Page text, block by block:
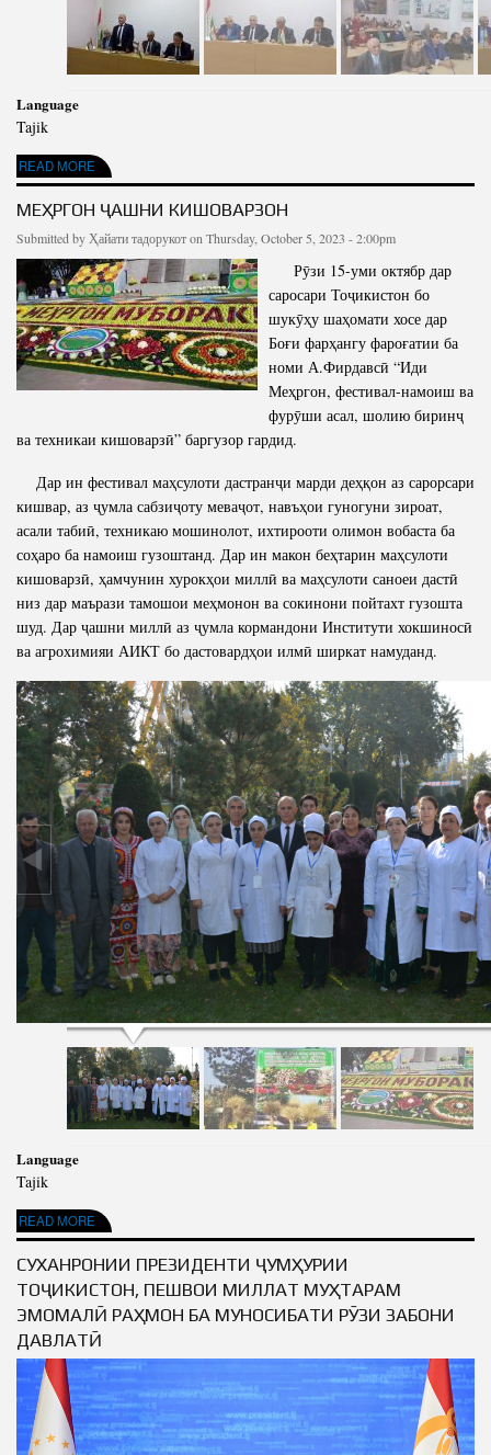
Language
Tajik
READ MORE
ABOUT ТАҶЛИЛИ РӮЗИ ЗАБОНИ ДАВЛАТӢ ДАР ТОЛОРИ ИНСТИТУТИ ХОКШИНОСӢ
ВА АГРОХИМИЯИ АИКТ
МЕҲРГОН ҶАШНИ КИШОВАРЗОН
Submitted by Ҳайати тадорукотon Thursday, October 5, 2023 - 2:00pm
Рӯзи 15-уми октябр дар
саросари Тоҷикистон бо
шукӯҳу шаҳомати хосе дар
Боғи фарҳангу фароғатии ба
номи А.Фирдавсӣ “Иди
Меҳргон, фестивал-намоиш ва
фурӯши асал, шолию биринҷ
ва техникаи кишоварзӣ” баргузор гардид.
Дар ин фестивал маҳсулоти дастранҷи марди деҳқон аз сарорсари
кишвар, аз ҷумла сабзиҷоту меваҷот, навъҳои гуногуни зироат,
асали табиӣ, техникаю мошинолот, ихтирооти олимон вобаста ба
соҳаро ба намоиш гузоштанд. Дар ин макон беҳтарин маҳсулоти
кишоварзӣ, ҳамчунин хурокҳои миллӣ ва маҳсулоти саноеи дастӣ
низ дар маърази тамошои меҳмонон ва сокинони пойтахт гузошта
шуд. Дар ҷашни миллӣ аз ҷумла кормандони Институти хокшиносӣ
ва агрохимияи АИКТ бо дастовардҳои илмӣ ширкат намуданд.
Language
Tajik
READ MORE
ABOUT МЕҲРГОН ҶАШНИ КИШОВАРЗОН
СУХАНРОНИИ ПРЕЗИДЕНТИ ҶУМҲУРИИ
ТОҶИКИСТОН, ПЕШВОИ МИЛЛАТ МУҲТАРАМ
ЭМОМАЛӢ РАҲМОН БА МУНОСИБАТИ РӮЗИ ЗАБОНИ
ДАВЛАТӢ